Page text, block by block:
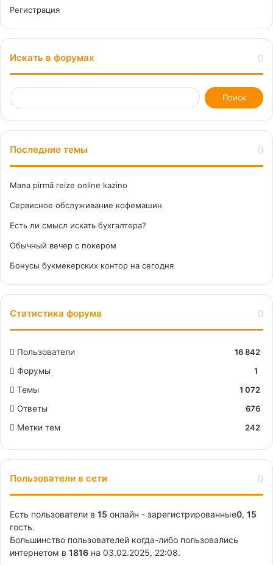
Регистрация
Искать в форумах
Последние темы
Mana pirmā reize online kazino
Сервисное обслуживание кофемашин
Есть ли смысл искать бухгалтера?
Обычный вечер с покером
Бонусы букмекерских контор на сегодня
Статистика форума
Пользователи
16 842
Форумы
1
Темы
1 072
Ответы
676
Метки тем
242
Пользователи в сети
Есть пользователи в 15 онлайн - зарегистрированные0, 15
гость.
Большинство пользователей когда-либо пользовались
интернетом в 1816 на 03.02.2025, 22:08.